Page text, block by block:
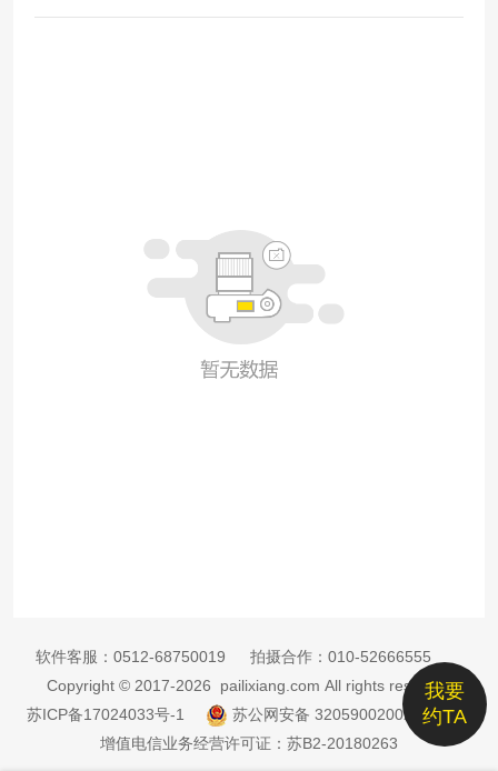
我要
约TA
软件客服： 0512-68750019 拍摄合作： 010-52666555
Copyright © 2017-2026 pailixiang.com All rights reserved
苏ICP备17024033号-1
苏公网安备 32059002002885号
增值电信业务经营许可证：苏B2-20180263